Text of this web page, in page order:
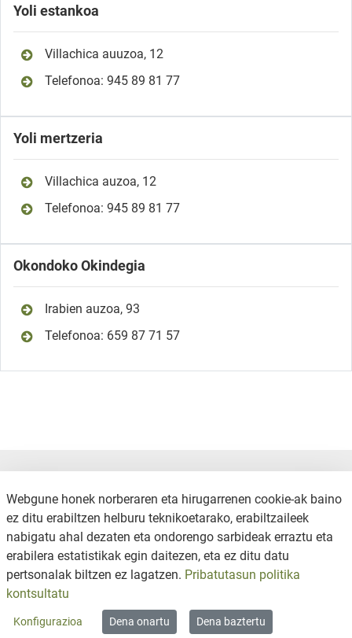
Yoli estankoa
Villachica auuzoa, 12
Telefonoa: 945 89 81 77
Yoli mertzeria
Villachica auzoa, 12
Telefonoa: 945 89 81 77
Okondoko Okindegia
Irabien auzoa, 93
Telefonoa: 659 87 71 57
Copyright © 2026 / Excmo. okondo | Todos los derechos reservados.
Webgune honek norberaren eta hirugarrenen cookie-ak baino
ez ditu erabiltzen helburu teknikoetarako, erabiltzaileek
nabigatu ahal dezaten eta ondorengo sarbideak erraztu eta
erabilera estatistikak egin daitezen, eta ez ditu datu
pertsonalak biltzen ez lagatzen. Pribatutasun politika
kontsultatu
Konfigurazioa Dena onartu Dena baztertu